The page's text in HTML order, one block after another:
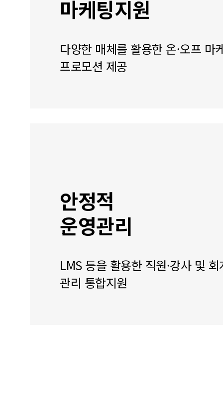
마케팅지원
다양한 매체를 활용한 온·오프 마
프로모션 제공
안정적
운영관리
LMS 등을 활용한 직원·강사 및 회
관리 통합지원